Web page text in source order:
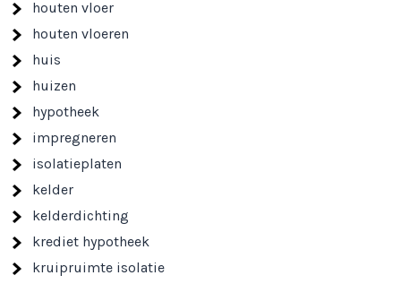
houten vloer
houten vloeren
huis
huizen
hypotheek
impregneren
isolatieplaten
kelder
kelderdichting
krediet hypotheek
kruipruimte isolatie